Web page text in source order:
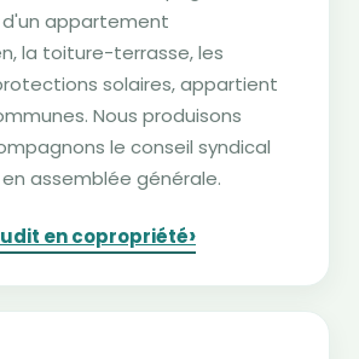
appartement
la toiture-terrasse, les
solaires, appartient
Nous produisons
le conseil syndical
assemblée générale.
en copropriété›